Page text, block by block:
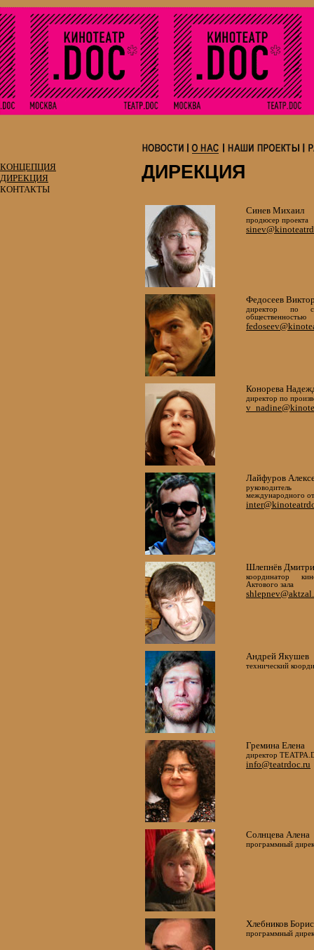
КОНЦЕПЦИЯ
ДИРЕКЦИЯ
КОНТАКТЫ
ДИРЕКЦИЯ
Синев Михаил
продюсер проекта
Федосеев
директор по
общественностью
Конорева
директор по
Лайфуров
руководитель
международного
Шлепнёв
координатор
Актового зала
Андрей Якушев
технический
Гремина Елена
директор
info@teatrdoc.ru
Солнцева Алена
программный
Хлебников Борис
программный